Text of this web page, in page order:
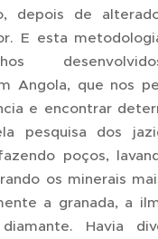
depois de
E esta
Angola, que nos
e encontrar
pesquisa dos
poços,
os minerais
a granada, a
Havia